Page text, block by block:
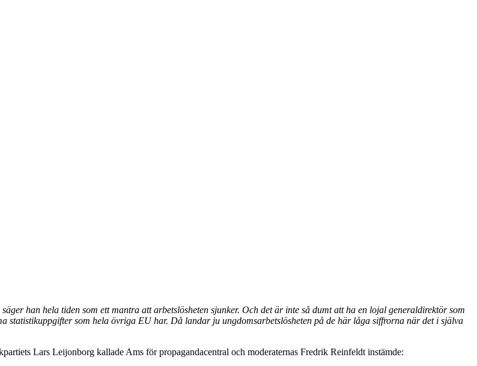
han hela tiden som ett mantra att arbetslösheten sjunker. Och det är inte så dumt att ha en lojal generaldirektör som
statistikuppgifter som hela övriga EU har. Då landar ju ungdomsarbetslösheten på de här låga siffrorna när det i själva
Lars Leijonborg kallade Ams för propagandacentral och moderaternas Fredrik Reinfeldt instämde: